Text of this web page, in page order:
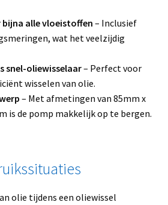
bijna alle vloeistoffen – Inclusief
wat het veelzijdig
snel-oliewisselaar– Perfect voor
wisselen van olie.
– Met afmetingen van 85mm x
is de pomp makkelijk op te bergen.
olie tijdens een oliewissel